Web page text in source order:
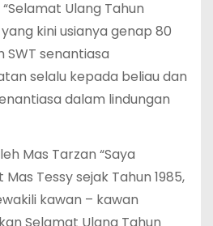
Ulang Tahun
kini usianya genap 80
SWT senantiasa
selalu kepada beliau dan
dalam lindungan
Mas Tarzan “Saya
Tessy sejak Tahun 1985,
kawan – kawan